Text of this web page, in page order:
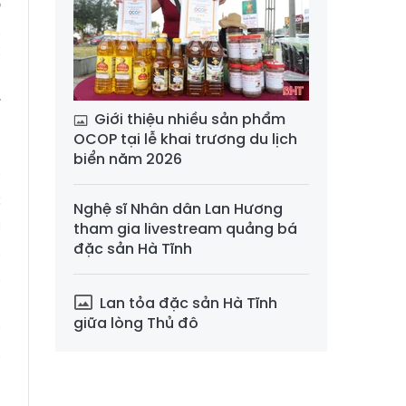
Giới thiệu nhiều sản phẩm
OCOP tại lễ khai trương du lịch
biển năm 2026
Nghệ sĩ Nhân dân Lan Hương
tham gia livestream quảng bá
đặc sản Hà Tĩnh
Lan tỏa đặc sản Hà Tĩnh
giữa lòng Thủ đô